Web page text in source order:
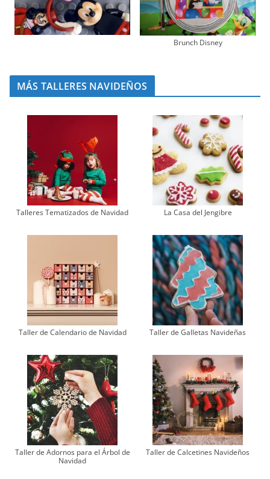
Brunch Disney
MÁS TALLERES NAVIDEÑOS
Talleres Tematizados de Navidad La Casa del Jengibre
Taller de Calendario de Navidad Taller de Galletas Navideñas
Taller de Adornos para el Árbol de
Navidad
Taller de Calcetines Navideños